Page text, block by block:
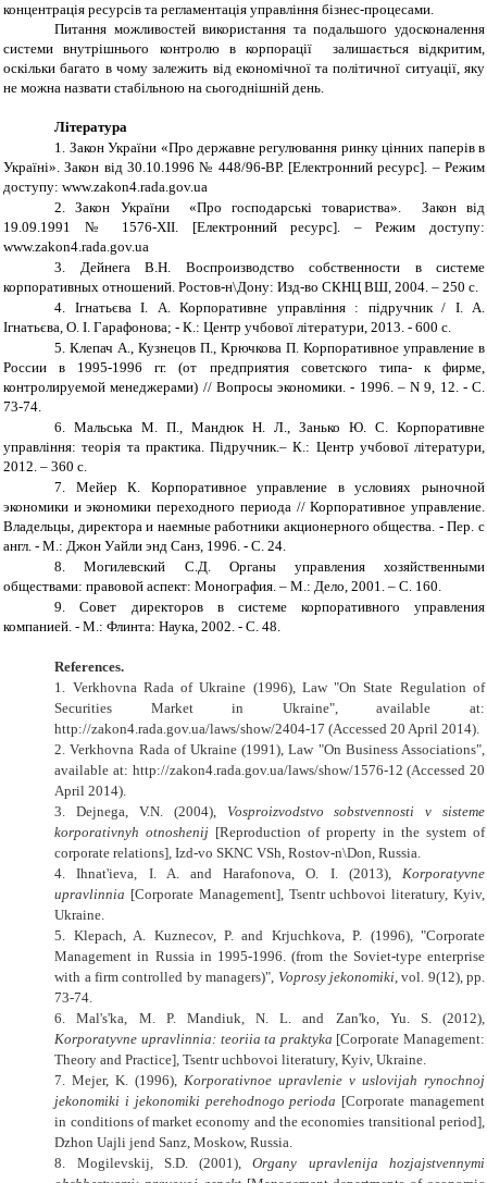
концентрація ресурсів та регламентація управління бізнес-процесами.
Питання можливостей використання та подальшого удосконалення
системи внутрішнього контролю в корпорації залишається відкритим,
оскільки багато в чому залежить від економічної та політичної ситуації, яку
не можна назвати стабільною на сьогоднішній день.
Література
1. Закон України «Про державне регулювання ринку цінних паперів в
Україні». Закон від 30.10.1996 № 448/96-ВР. [Електронний ресурс]. – Режим
доступу: www.zakon4.rada.gov.ua
2.
Закон України «Про господарські товариства». Закон від
19.09.1991 № 1576-XII. [Електронний ресурс]. – Режим доступу:
www.zakon4.rada.gov.ua
3.
Дейнега В.Н. Воспроизводство собственности в системе
корпоративных отношений. Ростов-н\Дону: Изд-во СКНЦ ВШ, 2004. – 250 с.
4. Ігнатьєва І. А. Корпоративне управління : підручник / І. А.
Ігнатьєва, О. І. Гарафонова; - К.: Центр учбової літератури, 2013. - 600 с.
5. Клепач А., Кузнецов П., Крючкова П. Корпоративное управление в
России в 1995-1996 гг. (от предприятия советского типа- к фирме,
контролируемой менеджерами) // Вопросы экономики. - 1996. – N 9, 12. - С.
73-74.
6. Мальська М. П., Мандюк Н. Л., Занько Ю. С. Корпоративне
управління: теорія та практика. Підручник.– К.: Центр учбової літератури,
2012. – 360 с.
7.
Мейер К. Корпоративное управление в условиях рыночной
экономики и экономики переходного периода // Корпоративное управление.
Владельцы, директора и наемные работники акционерного общества. - Пер. с
англ. - М.: Джон Уайли энд Санз, 1996. - С. 24.
8.
Могилевский С.Д. Органы управления хозяйственными
обществами: правовой аспект: Монография. – М.: Дело, 2001. – С. 160.
9.
Совет директоров в системе корпоративного управления
компанией. - М.: Флинта: Наука, 2002. - С. 48.
References.
1. Verkhovna Rada of Ukraine (1996), Law "On State Regulation of
Securities Market in Ukraine", available at:
http://zakon4.rada.gov.ua/laws/show/2404-17 (Accessed 20 April 2014).
2. Verkhovna Rada of Ukraine (1991), Law "On Business Associations",
available at: http://zakon4.rada.gov.ua/laws/show/1576-12 (Accessed 20
April 2014).
3. Dejnega, V.N. (2004), Vosproizvodstvo sobstvennosti v sisteme
korporativnyh otnoshenij [Reproduction of property in the system of
corporate relations], Izd-vo SKNC VSh, Rostov-n\Don, Russia.
4. Ihnat'ieva, I. A. and Harafonova, O. I. (2013), Korporatyvne
upravlinnia [Corporate Management], Tsentr uchbovoi literatury, Kyiv,
Ukraine.
5. Klepach, A. Kuznecov, P. and Krjuchkova, P. (1996), "Corporate
Management in Russia in 1995-1996. (from the Soviet-type enterprise
with a firm controlled by managers)", Voprosy jekonomiki, vol. 9(12), pp.
73-74.
6. Mal's'ka, M. P. Mandiuk, N. L. and Zan'ko, Yu. S. (2012),
Korporatyvne upravlinnia: teoriia ta praktyka [Corporate Management:
Theory and Practice], Tsentr uchbovoi literatury, Kyiv, Ukraine.
7. Mejer, K. (1996),Korporativnoe upravlenie v uslovijah rynochnoj
jekonomiki i jekonomiki perehodnogo perioda [Corporate management
in conditions of market economy and the economies transitional period],
Dzhon Uajli jend Sanz, Moskow, Russia.
8. Mogilevskij, S.D. (2001),Organy upravlenija hozjajstvennymi